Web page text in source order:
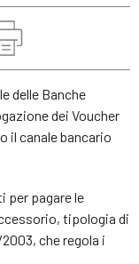
delle Banche
dei Voucher
il canale bancario
per pagare le
tipologia di
che regola i